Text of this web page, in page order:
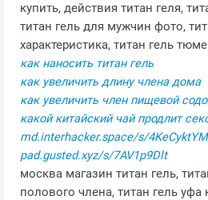
купить, действия титан геля,
титан гель для мужчин фото,
характеристика, титан гель
как наносить титан гель
как увеличить длину члена дома
как увеличить член пищевой
какой китайский чай продлит
md.interhacker.space/s/4KeCyktYM
pad.gusted.xyz/s/7AV1p9Dlt
москва магазин титан гель,
полового члена, титан гель уфа